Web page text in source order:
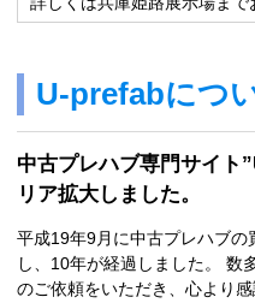
U-prefabにつ
中古プレハブ専門サイト
リア拡大しました。
平成19年9月に中古プレハブの
し、10年が経過しました。 数
のご依頼をいただき、心より